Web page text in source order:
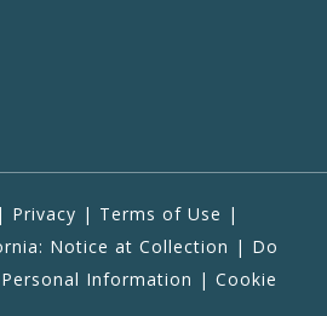
Privacy | Terms of Use |
Notice at Collection | Do
Information | Cookie